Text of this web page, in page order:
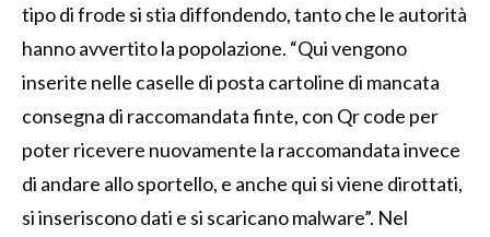
tipo di frode si stia diffondendo, tanto che le autorità
hanno avvertito la popolazione. “Qui vengono
inserite nelle caselle di posta cartoline di mancata
consegna di raccomandata finte, con Qr code per
poter ricevere nuovamente la raccomandata invece
di andare allo sportello, e anche qui si viene dirottati,
si inseriscono dati e si scaricano malware”. Nel